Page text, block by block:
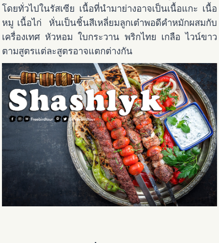
โดยทั่วไปในรัสเซีย เนื้อที่นำมาย่างอาจเป็นเนื้อแกะ เนื้อ
หมู เนื้อไก่ หั่นเป็นชิ้นสีเหลี่ยมลูกเต๋าพอดีคำหมักผสมกับ
เครื่องเทศ หัวหอม ใบกระวาน พริกไทย เกลือ ไวน์ขาว
ตามสูตรแต่ละสูตรอาจแตกต่างกัน